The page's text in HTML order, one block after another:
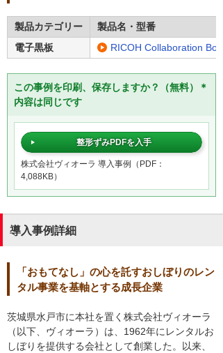
製品カテゴリー
製品名・型番
電子黒板
RICOH Collaboration
この事例を印刷、保存しますか？（無料）＊
内容は同じです
整形ずみPDFを入手
株式会社ヴィオーラ 導入事例（PDF：
4,088KB）
導入事例詳細
「おもてなし」の心を託すおしぼりのレン
タル事業を基軸とする成長企業
茨城県水戸市に本社を置く株式会社ヴィオーラ
（以下、ヴィオーラ）は、1962年にレンタルお
しぼりを提供する会社として創業した。以来、